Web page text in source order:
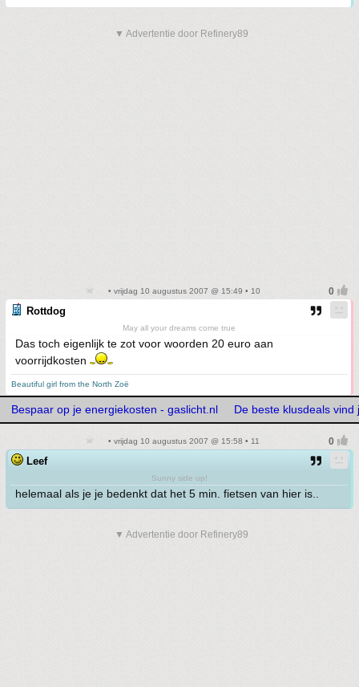
▼ Advertentie door Refinery89
• vrijdag 10 augustus 2007 @ 15:49 • 10
Rottdog
May all your dreams come true
Das toch eigenlijk te zot voor woorden 20 euro aan
voorrijdkosten
Beautiful girl from the North Zoë
Bespaar op je energiekosten - gaslicht.nl De beste klusdeals vind
• vrijdag 10 augustus 2007 @ 15:58 • 11
Leef
Sunny side up!
helemaal als je je bedenkt dat het 5 min. fietsen van hier is..
▼ Advertentie door Refinery89